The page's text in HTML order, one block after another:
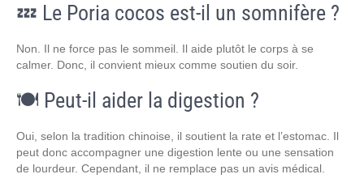
💤 Le Poria cocos est-il un somnifère ?
Non. Il ne force pas le sommeil. Il aide plutôt le corps à se
calmer. Donc, il convient mieux comme soutien du soir.
🍽️ Peut-il aider la digestion ?
Oui, selon la tradition chinoise, il soutient la rate et l’estomac. Il
peut donc accompagner une digestion lente ou une sensation
de lourdeur. Cependant, il ne remplace pas un avis médical.